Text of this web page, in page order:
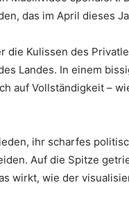
das im April dieses
die Kulissen des
Landes. In einem
auf Vollständigkeit –
ihr scharfes
Auf die Spitze
wirkt, wie der